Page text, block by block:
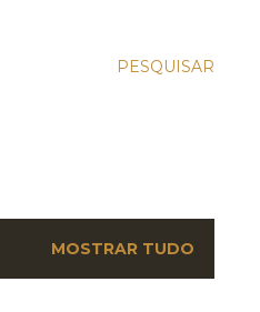
PESQUISAR
MOSTRAR TUDO